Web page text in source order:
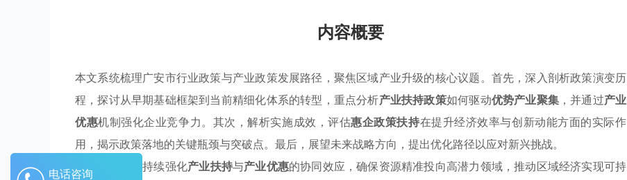
内容概要
本文系统梳理广安市行业政策与产业政策发展路径，聚焦区域产业升级的核心议题。首先，深入剖析政策演变历
程，探讨从早期基础框架到当前精细化体系的转型，重点分析产业扶持政策如何驱动优势产业聚集，并通过产业
优惠机制强化企业竞争力。其次，解析实施成效，评估惠企政策扶持在提升经济效率与创新动能方面的实际作
用，揭示政策落地的关键瓶颈与突破点。最后，展望未来战略方向，提出优化路径以应对新兴挑战。
政策制定者应持续强化产业扶持与产业优惠的协同效应，确保资源精准投向高潜力领域，推动区域经济实现可持
电话咨询